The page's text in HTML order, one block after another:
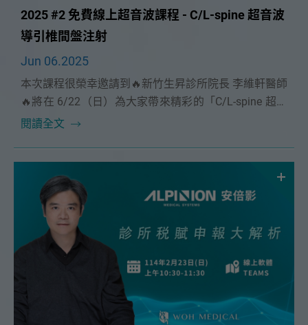
2025 #2 免費線上超音波課程 - C/L-spine 超音波
導引椎間盤注射
Jun 06.2025
本次課程很榮幸邀請到🔥新竹生昇診所院長 李維軒醫師
🔥將在 6/22（日）為大家帶來精彩的「C/L-spine 超音
波導引椎間盤注射」課程。
閱讀全文